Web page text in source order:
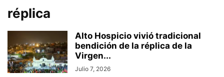
réplica
Alto Hospicio vivió tradicional
bendición de la réplica de la
Virgen...
Julio 7, 2026